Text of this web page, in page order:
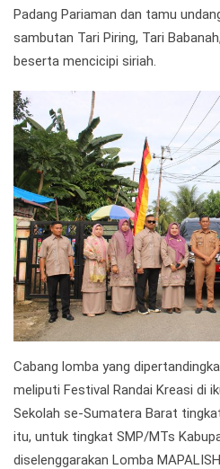
Padang Pariaman dan tamu
sambutan Tari Piring, Tari
beserta mencicipi siriah.
Cabang lomba yang
meliputi Festival Randai Kreasi di
Sekolah se-Sumatera Barat
itu, untuk tingkat SMP/MTs
diselenggarakan Lomba